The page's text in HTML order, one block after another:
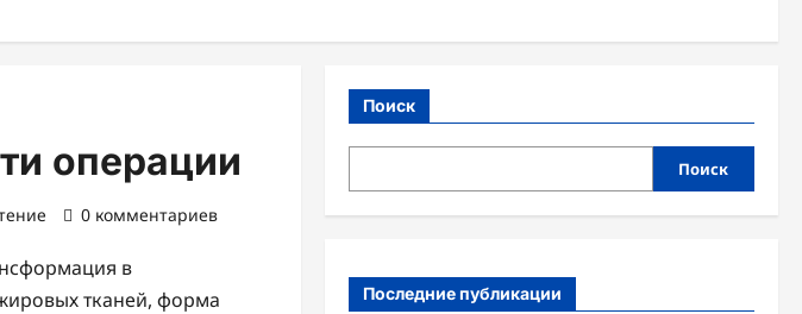
операции
0 комментариев
в
тканей, форма
Поиск
Поиск
Последние публикации